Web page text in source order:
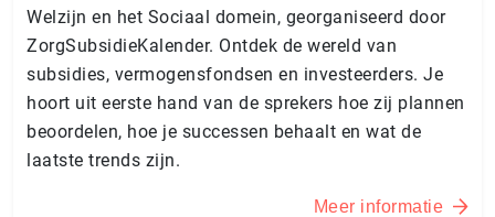
Welzijn en het Sociaal domein, georganiseerd door
ZorgSubsidieKalender. Ontdek de wereld van
subsidies, vermogensfondsen en investeerders. Je
hoort uit eerste hand van de sprekers hoe zij plannen
beoordelen, hoe je successen behaalt en wat de
laatste trends zijn.
Meer informatie